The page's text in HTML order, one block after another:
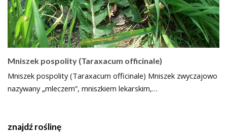
Mniszek pospolity (Taraxacum officinale)
Mniszek pospolity (Taraxacum officinale) Mniszek zwyczajowo
nazywany „mleczem”, mniszkiem lekarskim,…
znajdź roślinę